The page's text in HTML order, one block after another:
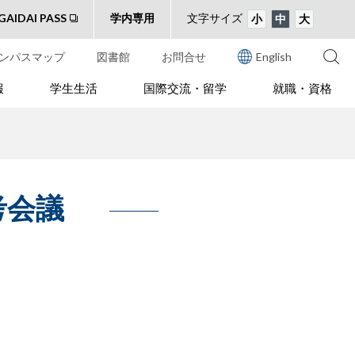
PASS 学内専用 文字サイズ 小 中 大
パスマップ 図書館 お問合せ English
学生生活 国際交流・留学 就職・資格
議